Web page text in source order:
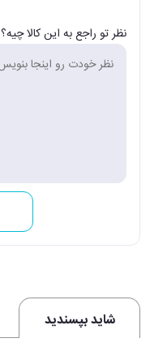
نظر تو راجع به این کالا چیه؟
شاید بپسندید